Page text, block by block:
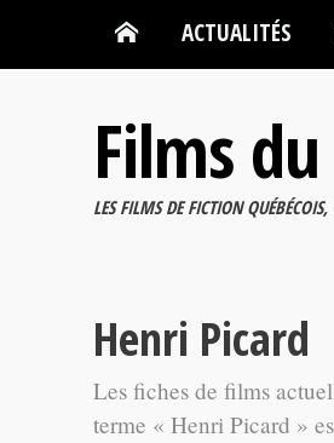
ACTUALITÉS
Films
LES FILMS DE FICTION
Henri Picard
Les fiches de films
terme « Henri Picard »